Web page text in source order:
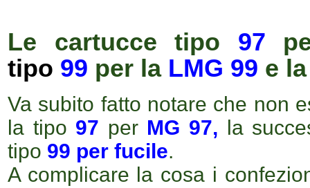
Le cartucce tipo 97
tipo 99 per la LMG 99 e
Va subito fatto notare che non
la tipo 97 perMG 97, la
tipo 99 per fucile.
A complicare la cosa i